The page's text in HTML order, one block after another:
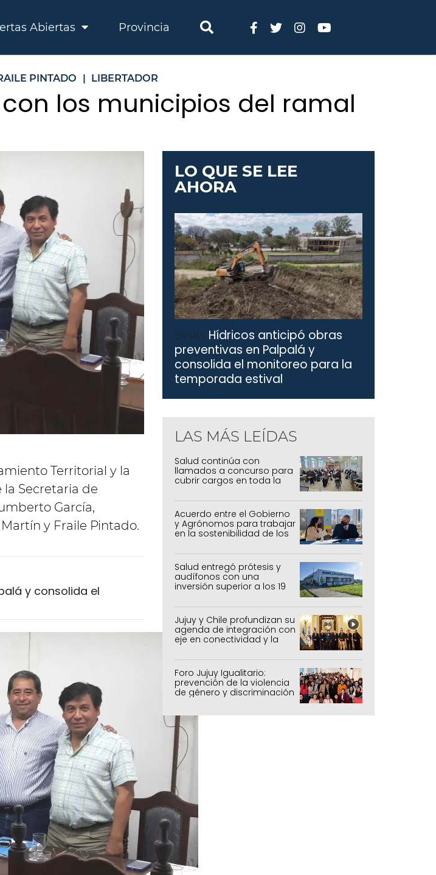
Abiertas Provincia
PINTADO | LIBERTADOR
los municipios del ramal
Territorial y la
Secretaria de
García,
y Fraile Pintado.
y consolida el
LO QUE SE LEE
AHORA
DPRH. Hídricos anticipó obras
preventivas en Palpalá y
consolida el monitoreo para la
temporada estival
LAS MÁS LEÍDAS
Salud continúa con
llamados a concurso para
cubrir cargos en toda la
Acuerdo entre el Gobierno
y Agrónomos para trabajar
en la sostenibilidad de los
agrícolas, pecuarios y
forestal
Salud entregó prótesis y
audífonos con una
inversión superior a los 19
millones de pesos
Jujuy y Chile profundizan su
agenda de integración con
eje en conectividad y la
mejora del Paso de Jama
Foro Jujuy Igualitario:
prevención de la violencia
de género y discriminación